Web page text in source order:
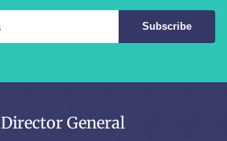
Subscribe
General